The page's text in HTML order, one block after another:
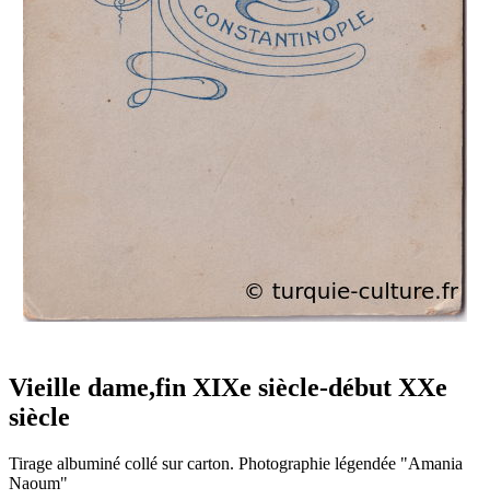
Vieille dame,fin XIXe siècle-début XXe
siècle
Tirage albuminé collé sur carton. Photographie légendée "Amania
Naoum"